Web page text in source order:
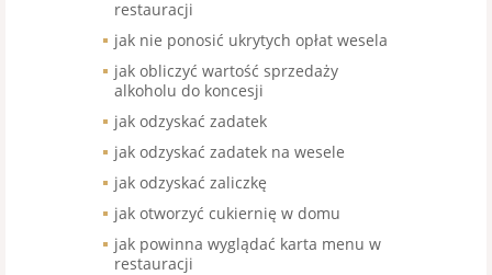
restauracji
jak nie ponosić ukrytych opłat wesela
jak obliczyć wartość sprzedaży
alkoholu do koncesji
jak odzyskać zadatek
jak odzyskać zadatek na wesele
jak odzyskać zaliczkę
jak otworzyć cukiernię w domu
jak powinna wyglądać karta menu w
restauracji